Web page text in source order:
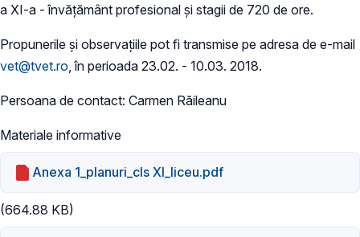
a XI-a - învățământ profesional și stagii de 720 de ore.
Propunerile și observațiile pot fi transmise pe adresa de e-mail
vet@tvet.ro , în perioada 23.02. - 10.03. 2018.
Persoana de contact: Carmen Răileanu
Materiale informative
Anexa 1_planuri_cls XI_liceu.pdf
(664.88 KB)